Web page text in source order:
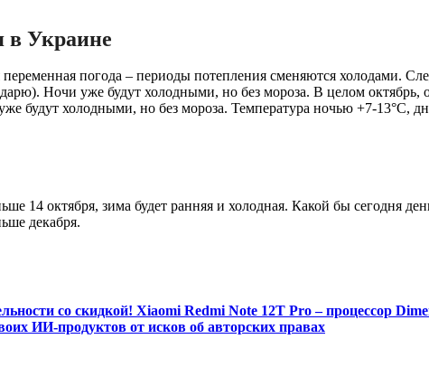
в Украине
погода – периоды потепления сменяются холодами.
Ночи уже будут холодными, но без мороза. В целом
будут холодными, но без мороза. Температура ночью +7-13°С,
14 октября, зима будет ранняя и холодная. Какой бы сегодня
декабря.
со скидкой! Xiaomi Redmi Note 12T Pro – процессор
ИИ-продуктов от исков об авторских правах